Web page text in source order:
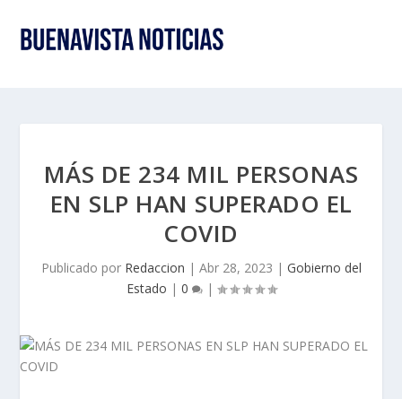
MÁS DE 234 MIL PERSONAS
EN SLP HAN SUPERADO EL
COVID
Publicado por Redaccion | Abr 28, 2023 | Gobierno del
Estado | 0 |